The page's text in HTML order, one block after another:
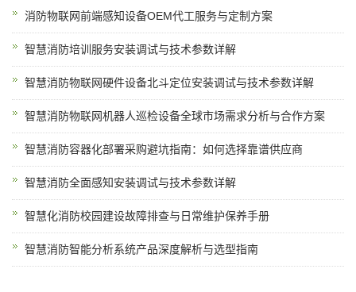
消防物联网前端感知设备OEM代工服务与定制方案
智慧消防培训服务安装调试与技术参数详解
智慧消防物联网硬件设备北斗定位安装调试与技术参数详解
智慧消防物联网机器人巡检设备全球市场需求分析与合作方案
智慧消防容器化部署采购避坑指南：如何选择靠谱供应商
智慧消防全面感知安装调试与技术参数详解
智慧化消防校园建设故障排查与日常维护保养手册
智慧消防智能分析系统产品深度解析与选型指南